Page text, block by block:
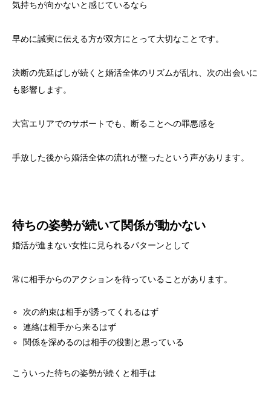
気持ちが向かないと感じているなら
早めに誠実に伝える方が双方にとって大切なことです。
決断の先延ばしが続くと婚活全体のリズムが乱れ、次の出会いに
も影響します。
大宮エリアでのサポートでも、断ることへの罪悪感を
手放した後から婚活全体の流れが整ったという声があります。
待ちの姿勢が続いて関係が動かない
婚活が進まない女性に見られるパターンとして
常に相手からのアクションを待っていることがあります。
次の約束は相手が誘ってくれるはず
連絡は相手から来るはず
関係を深めるのは相手の役割と思っている
こういった待ちの姿勢が続くと相手は